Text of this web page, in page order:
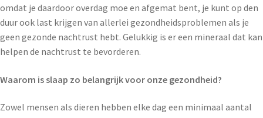
omdat je daardoor overdag moe en afgemat bent, je kunt op den
duur ook last krijgen van allerlei gezondheidsproblemen als je
geen gezonde nachtrust hebt. Gelukkig is er een mineraal dat kan
helpen de nachtrust te bevorderen.
Waarom is slaap zo belangrijk voor onze gezondheid?
Zowel mensen als dieren hebben elke dag een minimaal aantal